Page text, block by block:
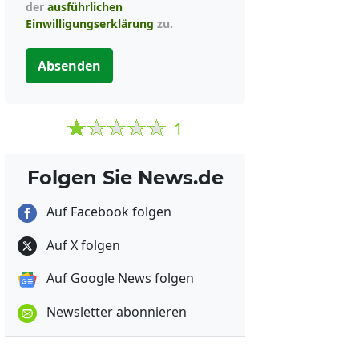
der ausführlichen
Einwilligungserklärung zu.
Absenden
1
Folgen Sie News.de
Auf Facebook folgen
Auf X folgen
Auf Google News folgen
Newsletter abonnieren